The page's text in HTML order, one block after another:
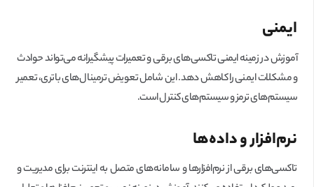
ایمنی
آموزش در زمینه ایمنی تاکسی‌های برقی و تعمیرات پیشگیرانه می‌تواند حوادث
و مشکلات ایمنی را کاهش دهد. این شامل تعویض ترمینال‌های باتری، تعمیر
سیستم‌های ترمز و سیستم‌های کنترل است.
نرم‌افزار و داده‌ها
تاکسی‌های برقی از نرم‌افزارها و سامانه‌های متصل به اینترنت برای مدیریت و